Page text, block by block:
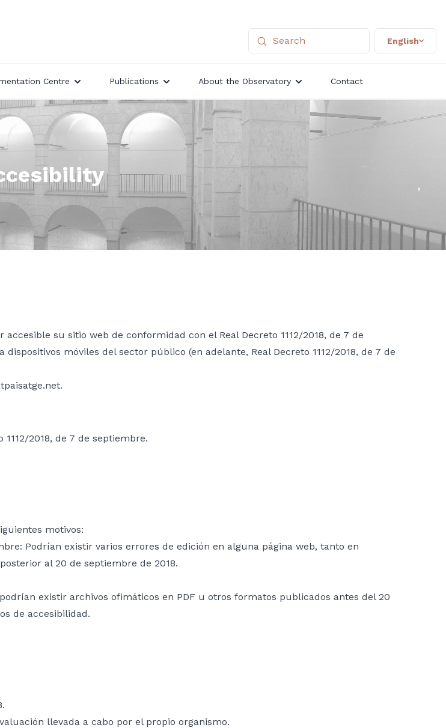
English
Centre Publications About the Observatory Contact
su sitio web de conformidad con el Real Decreto 1112/2018, de 7 de
móviles del sector público (en adelante, Real Decreto 1112/2018, de 7 de
2018, de 7 de septiembre.
motivos:
Podrían existir varios errores de edición en alguna página web, tanto en
al 20 de septiembre de 2018.
existir archivos ofimáticos en PDF u otros formatos publicados antes del 20
de accesibilidad.
llevada a cabo por el propio organismo.